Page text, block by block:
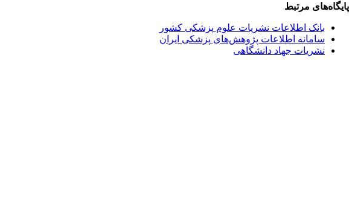
پایگاه‌های مرتبط
بانک اطلاعات نشریات علوم پزشکی کشور
سامانه اطلاعات پژوهش‌های پزشکی ایران
نشریات جهاد دانشگاهی